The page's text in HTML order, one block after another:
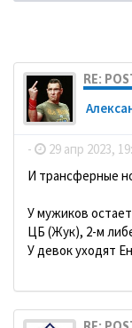
RE:
- 29 апр 2023,
И трансферные
У мужиков
ЦБ (Жук), 2-м
У девок уходят